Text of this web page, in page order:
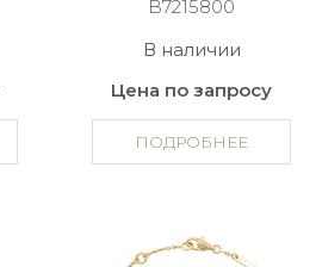
B7215800
В наличии
Цена по запросу
ПОДРОБНЕЕ